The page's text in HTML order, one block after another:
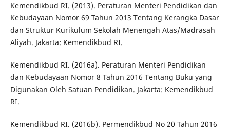
Kemendikbud RI. (2013). Peraturan Menteri Pendidikan dan
Kebudayaan Nomor 69 Tahun 2013 Tentang Kerangka Dasar
dan Struktur Kurikulum Sekolah Menengah Atas/Madrasah
Aliyah. Jakarta: Kemendikbud RI.
Kemendikbud RI. (2016a). Peraturan Menteri Pendidikan
dan Kebudayaan Nomor 8 Tahun 2016 Tentang Buku yang
Digunakan Oleh Satuan Pendidikan. Jakarta: Kemendikbud
RI.
Kemendikbud RI. (2016b). Permendikbud No 20 Tahun 2016